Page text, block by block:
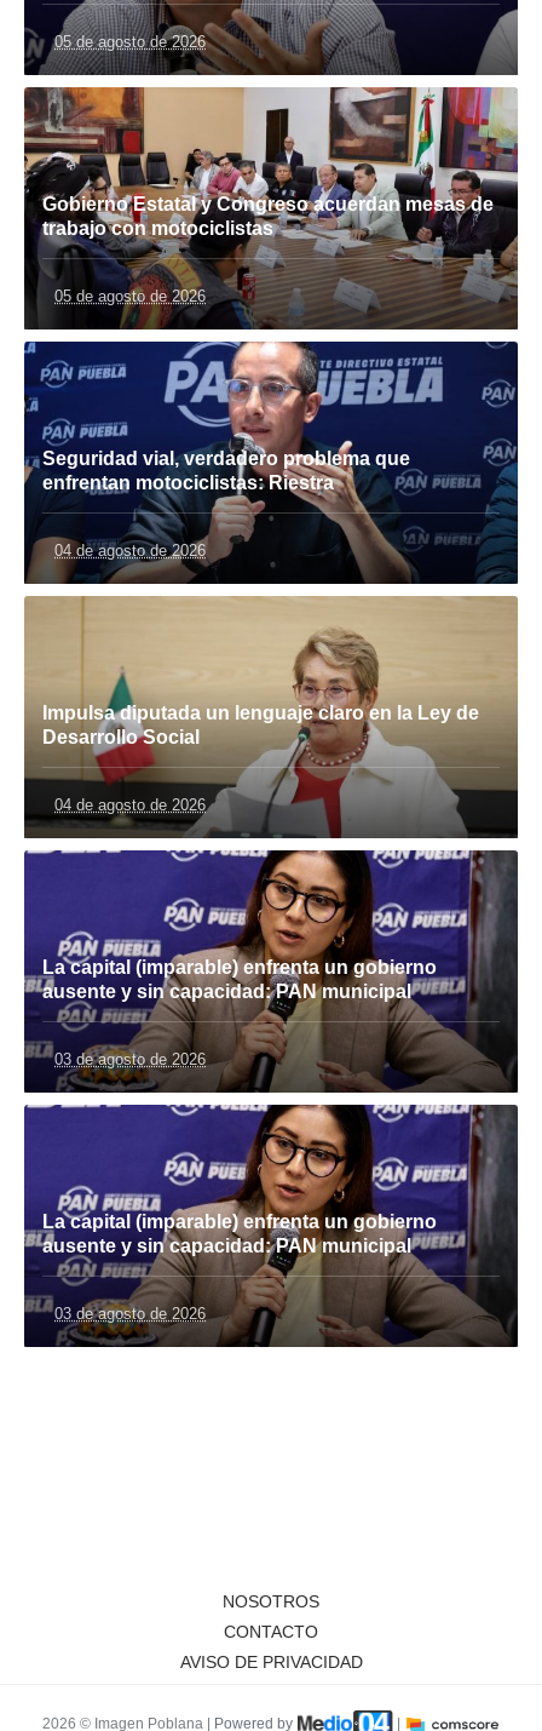
05 de agosto de 2026
Gobierno Estatal y Congreso acuerdan mesas de
trabajo con motociclistas
05 de agosto de 2026
Seguridad vial, verdadero problema que
enfrentan motociclistas: Riestra
04 de agosto de 2026
Impulsa diputada un lenguaje claro en la Ley de
Desarrollo Social
04 de agosto de 2026
La capital (imparable) enfrenta un gobierno
ausente y sin capacidad: PAN municipal
03 de agosto de 2026
La capital (imparable) enfrenta un gobierno
ausente y sin capacidad: PAN municipal
03 de agosto de 2026
NOSOTROS
CONTACTO
AVISO DE PRIVACIDAD
2026 © Imagen Poblana | Powered by